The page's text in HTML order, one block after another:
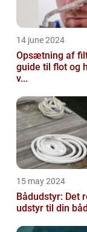
14 june 2024
Opsætning af
guide til flot og
v...
15 may 2024
Bådudstyr: Det
udstyr til din båd